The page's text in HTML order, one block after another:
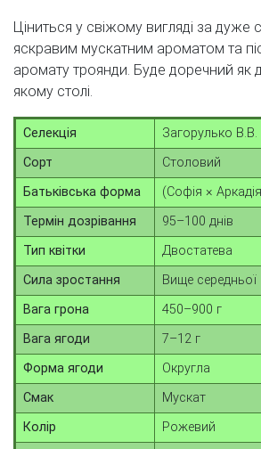
Ціниться у свіжому вигляді за дуже
яскравим мускатним ароматом та
аромату троянди. Буде доречний як
якому столі.
Селекція
Загорулько В.В.
Сорт
Столовий
Батьківська форма
(Софія ×
Термін дозрівання
95–100 днів
Тип квітки
Двостатева
Сила зростання
Вище середньої
Вага грона
450–900 г
Вага ягоди
7–12 г
Форма ягоди
Округла
Смак
Мускат
Колір
Рожевий